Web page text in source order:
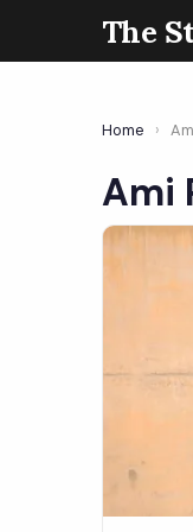
The
Home ›
Ami